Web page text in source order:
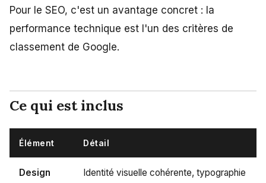
Pour le SEO, c'est un avantage concret : la
performance technique est l'un des critères de
classement de Google.
Ce qui est inclus
Élément Détail
Design
Identité visuelle cohérente, typographie